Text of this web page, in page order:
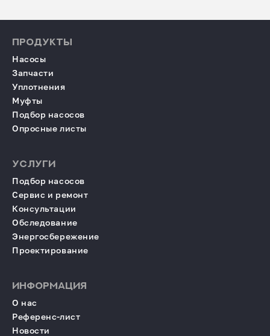
ПРОДУКТЫ
Насосы
Запчасти
Уплотнения
Муфты
Подбор насосов
Опросные листы
УСЛУГИ
Подбор насосов
Сервис и ремонт
Консультации
Обследование
Энергосбережение
Проектирование
ИНФОРМАЦИЯ
О нас
Референс-лист
Новости